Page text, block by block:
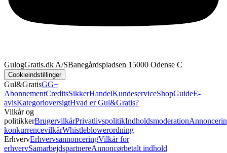
GulogGratis.dk A/SBanegårdspladsen 1 5000 Odense C
Cookieindstillinger
Gul&GratisGG+
AbonnementCreditsSikkerHandelKundeserviceShopGuideE-
avisKategorioversigtHvad er Gul&Gratis?
Vilkår og
politikkerBrugervilkårPrivatlivspolitikIndholdsmoderation
konkurrencevilkårWhistleblowerordning
ErhvervErhvervsannonceringVilkår for
erhvervSamarbejdspartnereAnnoncørbetalt indhold